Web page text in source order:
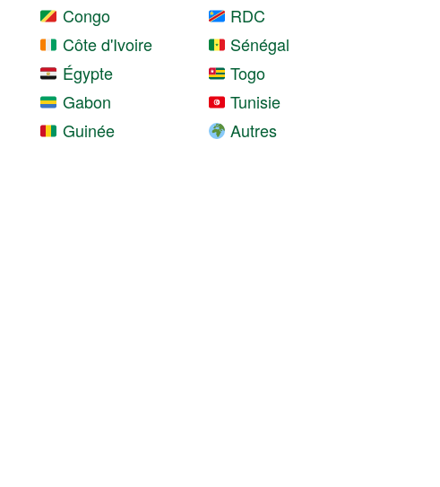
Congo
Côte d'Ivoire
Égypte
Gabon
Guinée
RDC
Sénégal
Togo
Tunisie
Autres